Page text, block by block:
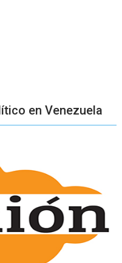
en Venezuela